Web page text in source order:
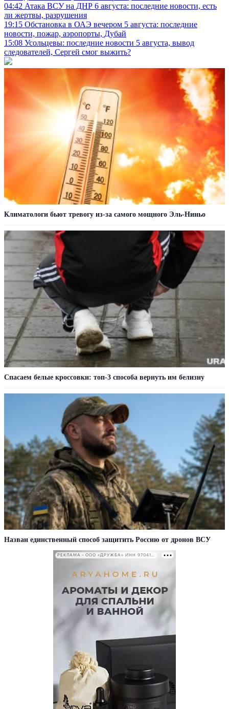
04:42 Атака ВСУ на ДНР 6 августа: последние новости, есть
ли жертвы, разрушения
19:15 Обстановка в ОАЭ вечером 5 августа: последние
новости, пожар, аэропорты, Дубай
15:08 Усольцевы: последние новости 5 августа, вывод
следователей, Сергей смог выжить?
Климатологи бьют тревогу из-за самого мощного Эль-Ниньо
Спасаем белые кроссовки: топ-3 способа вернуть им белизну
Назван единственный способ защитить Россию от дронов ВСУ
РЕКЛАМА • ООО «ДРУЖБА» ИНН 9704146411